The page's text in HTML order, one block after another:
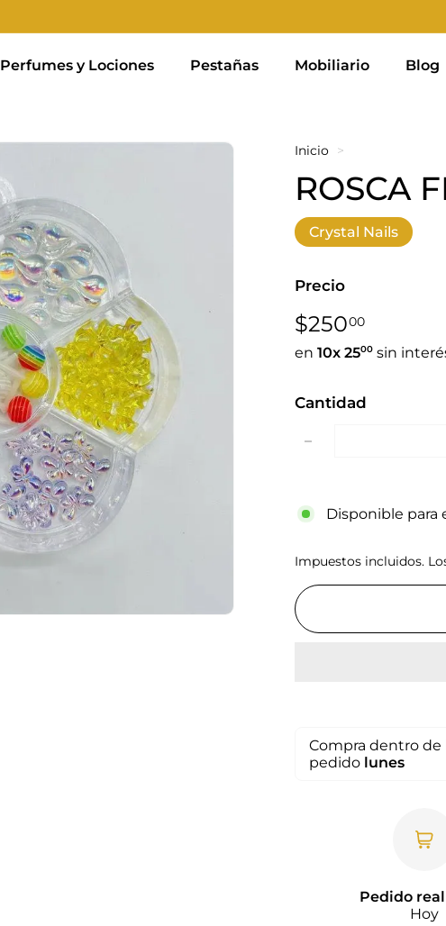
Perfumes y Lociones Pestañas Mobiliario Blog
Inicio >
ROSCA
Crystal Nails
Precio
Precio
habitual
$25000$250,00
en 10x 2500 sin
Cantidad
Disponible para
Impuestos incluidos.
Compra dentro de
pedido lunes
Pedido
Hoy